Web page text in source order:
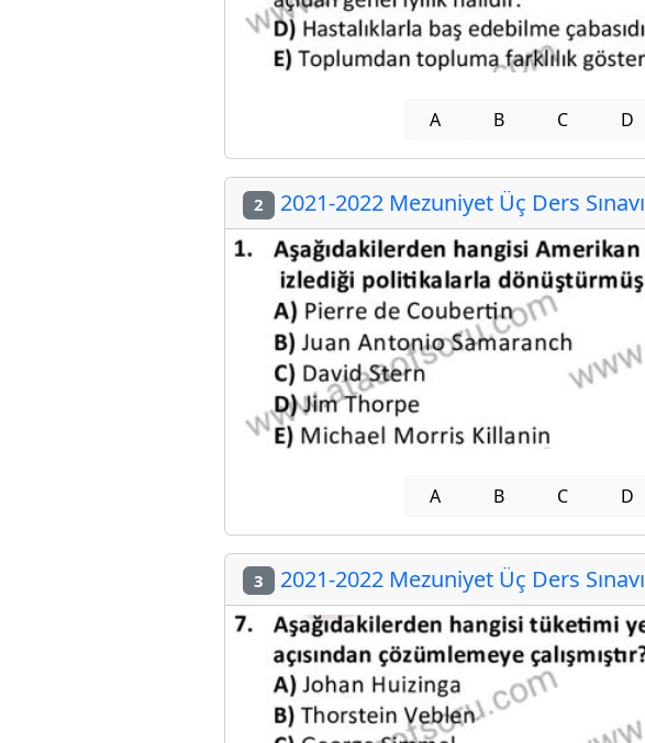
A B C D
2 2021-2022 Mezuniyet Üç Ders Sınavı
A B C D
3 2021-2022 Mezuniyet Üç Ders Sınavı